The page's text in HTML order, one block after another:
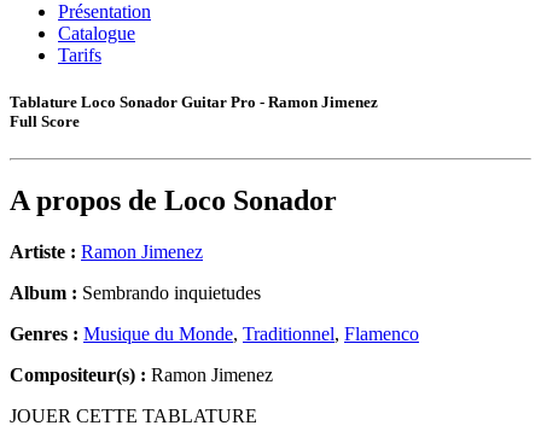
Présentation
Catalogue
Tarifs
Tablature Loco Sonador Guitar Pro - Ramon Jimenez
Full Score
A propos de Loco Sonador
Artiste : Ramon Jimenez
Album : Sembrando inquietudes
Genres : Musique du Monde, Traditionnel, Flamenco
Compositeur(s) : Ramon Jimenez
JOUER CETTE TABLATURE